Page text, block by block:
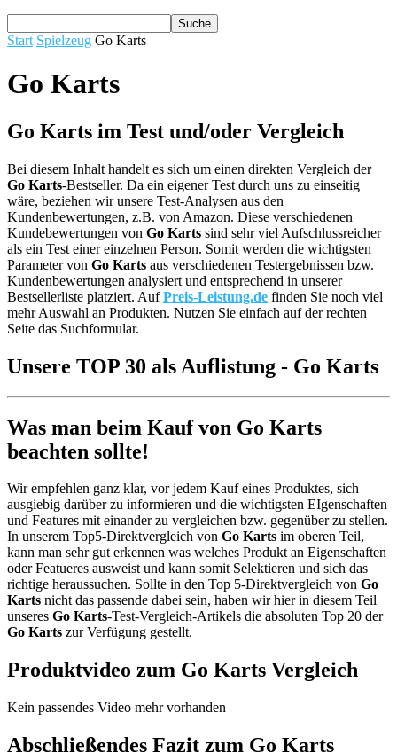
Start Spielzeug Go Karts
Go Karts
Go Karts im Test und/oder Vergleich
Bei diesem Inhalt handelt es sich um einen direkten Vergleich der
Go Karts-Bestseller. Da ein eigener Test durch uns zu einseitig
wäre, beziehen wir unsere Test-Analysen aus den
Kundenbewertungen, z.B. von Amazon. Diese verschiedenen
Kundebewertungen von Go Karts sind sehr viel Aufschlussreicher
als ein Test einer einzelnen Person. Somit werden die wichtigsten
Parameter von Go Karts aus verschiedenen Testergebnissen bzw.
Kundenbewertungen analysiert und entsprechend in unserer
Bestsellerliste platziert. AufPreis-Leistung.de finden Sie noch viel
mehr Auswahl an Produkten. Nutzen Sie einfach auf der rechten
Seite das Suchformular.
Unsere TOP 30 als Auflistung - Go Karts
Was man beim Kauf von Go Karts
beachten sollte!
Wir empfehlen ganz klar, vor jedem Kauf eines Produktes, sich
ausgiebig darüber zu informieren und die wichtigsten EIgenschaften
und Features mit einander zu vergleichen bzw. gegenüber zu stellen.
In unserem Top5-Direktvergleich von Go Karts im oberen Teil,
kann man sehr gut erkennen was welches Produkt an Eigenschaften
oder Featueres ausweist und kann somit Selektieren und sich das
richtige heraussuchen. Sollte in den Top 5-Direktvergleich von Go
Karts nicht das passende dabei sein, haben wir hier in diesem Teil
unseres Go Karts-Test-Vergleich-Artikels die absoluten Top 20 der
Go Karts zur Verfügung gestellt.
Produktvideo zum Go Karts Vergleich
Kein passendes Video mehr vorhanden
Abschließendes Fazit zum Go Karts